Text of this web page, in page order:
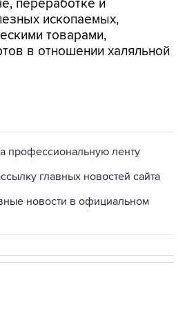
переработке и
ископаемых,
товарами,
в отношении халяльной
профессиональную ленту
главных новостей сайта
новости в официальном